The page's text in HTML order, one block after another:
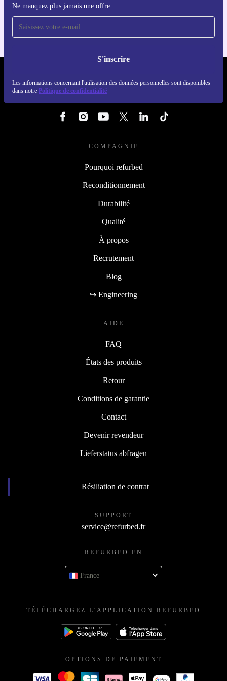
Ne manquez plus jamais une offre
S'inscrire
Les informations concernant l'utilisation des données personnelles sont disponibles
dans notre Politique de confidentialité
Pour iOS et Android
COMPAGNIE
Pourquoi refurbed
Reconditionnement
Durabilité
Qualité
À propos
Recrutement
Blog
↪ Engineering
AIDE
FAQ
États des produits
Retour
Conditions de garantie
Contact
Devenir revendeur
Lieferstatus abfragen
Résiliation de contrat
SUPPORT
service@refurbed.fr
REFURBED EN
France
TÉLÉCHARGEZ L'APPLICATION REFURBED
OPTIONS DE PAIEMENT